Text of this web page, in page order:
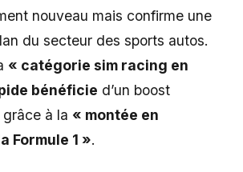
nouveau mais confirme une
du secteur des sports autos.
« catégorie sim racing en
bénéficie d’un boost
à la « montée en
Formule 1 ».